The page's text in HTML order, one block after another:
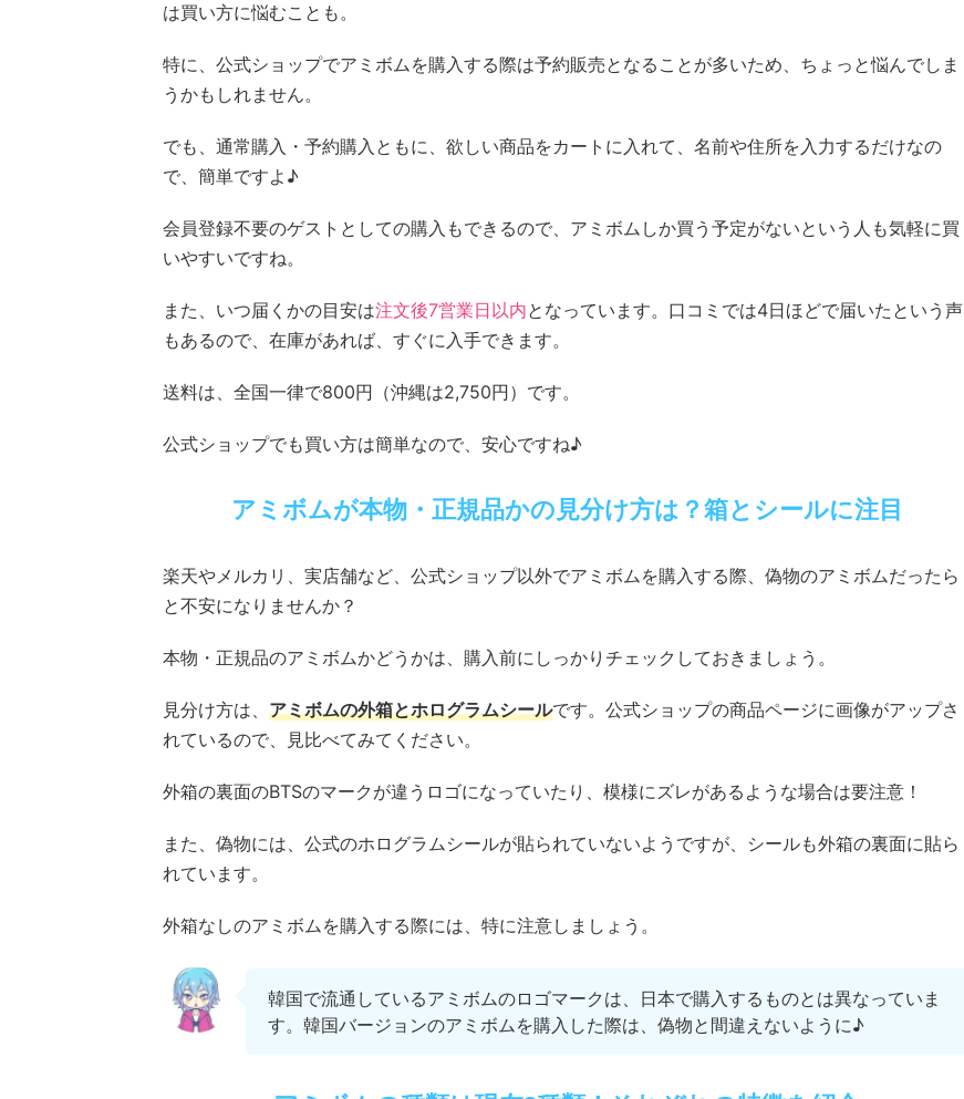
は買い方に悩むことも。
特に、公式ショップでアミボムを購入する際は予約販売となることが多いため、ちょっと悩んでしま
うかもしれません。
でも、通常購入・予約購入ともに、欲しい商品をカートに入れて、名前や住所を入力するだけなの
で、簡単ですよ♪
会員登録不要のゲストとしての購入もできるので、アミボムしか買う予定がないという人も気軽に買
いやすいですね。
また、いつ届くかの目安は注文後7営業日以内となっています。口コミでは4日ほどで届いたという声
もあるので、在庫があれば、すぐに入手できます。
送料は、全国一律で800円（沖縄は2,750円）です。
公式ショップでも買い方は簡単なので、安心ですね♪
アミボムが本物・正規品かの見分け方は？箱とシールに注目
楽天やメルカリ、実店舗など、公式ショップ以外でアミボムを購入する際、偽物のアミボムだったら
と不安になりませんか？
本物・正規品のアミボムかどうかは、購入前にしっかりチェックしておきましょう。
見分け方は、 アミボムの外箱とホログラムシールです。公式ショップの商品ページに画像がアップさ
れているので、見比べてみてください。
外箱の裏面のBTSのマークが違うロゴになっていたり、模様にズレがあるような場合は要注意！
また、偽物には、公式のホログラムシールが貼られていないようですが、シールも外箱の裏面に貼ら
れています。
外箱なしのアミボムを購入する際には、特に注意しましょう。
韓国で流通しているアミボムのロゴマークは、日本で購入するものとは異なっていま
す。韓国バージョンのアミボムを購入した際は、偽物と間違えないように♪